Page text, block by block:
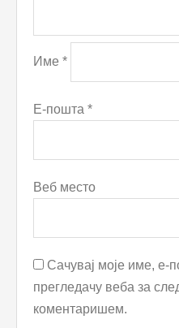
Име *
Е-пошта *
Веб место
Сачувај моје име, е-
прегледачу веба за
коментаришем.